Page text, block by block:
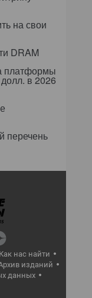
на свои
DRAM
платформы
в 2026
перечень
Как нас найти
изданий
данных